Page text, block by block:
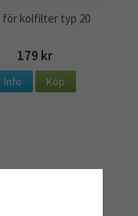
för kolfilter typ 20
179 kr
Info Köp